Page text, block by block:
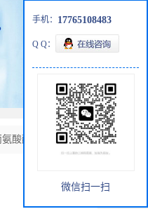
氨酸酶ELISA试剂
手机： 17765108483
Q Q：
微信扫一扫